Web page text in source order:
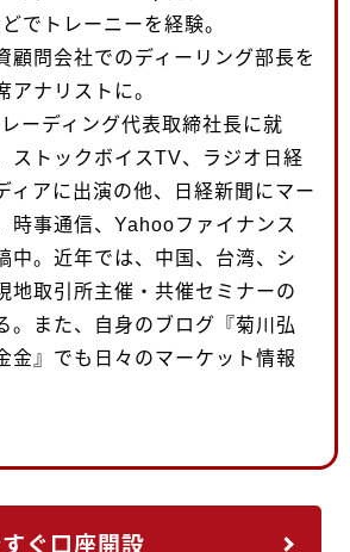
でトレーニーを経験。
顧問会社でのディーリング部長を
アナリストに。
ーディング代表取締社長に就
ストックボイスTV、ラジオ日経
ィアに出演の他、日経新聞にマー
時事通信、Yahooファイナンス
中。近年では、中国、台湾、シ
地取引所主催・共催セミナーの
。また、自身のブログ『菊川弘
金』でも日々のマーケット情報
ぐ口座開設